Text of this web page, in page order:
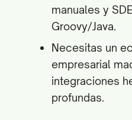
manuales y
Groovy/Java.
Necesitas un
empresarial
integraciones
profundas.